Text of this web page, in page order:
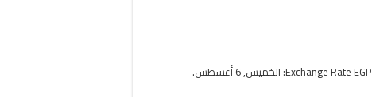
Exchange Rate EGP : الخميس, 6 أغسطس.